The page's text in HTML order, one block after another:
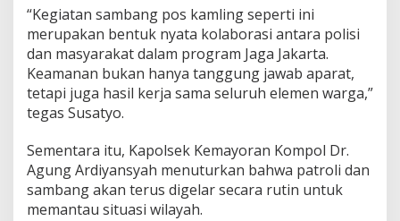
s
K
a
m
l
i
n
“Kegiatan sambang pos kamling seperti ini
merupakan bentuk nyata kolaborasi antara polisi
dan masyarakat dalam program Jaga Jakarta.
Keamanan bukan hanya tanggung jawab aparat,
tetapi juga hasil kerja sama seluruh elemen warga,”
tegas Susatyo.
Sementara itu, Kapolsek Kemayoran Kompol Dr.
Agung Ardiyansyah menuturkan bahwa patroli dan
sambang akan terus digelar secara rutin untuk
memantau situasi wilayah.